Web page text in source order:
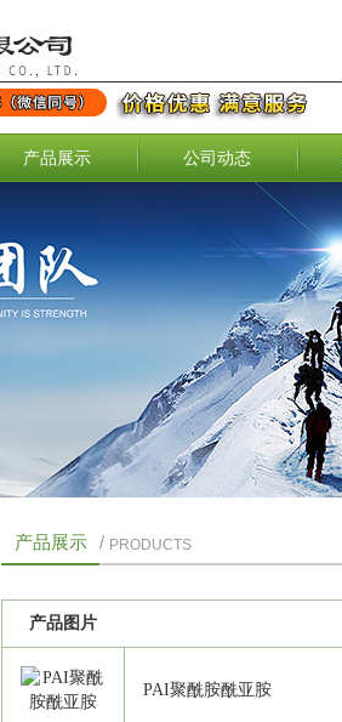
产品展示 公司动态
产品展示 / PRODUCTS
产品图片
PAI聚酰胺酰亚胺